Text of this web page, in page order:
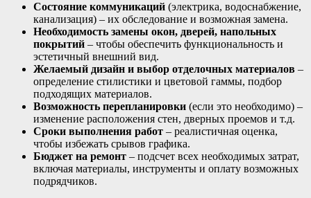
Состояние коммуникаций (электрика, водоснабжение,
канализация) – их обследование и возможная замена.
Необходимость замены окон, дверей, напольных
покрытий – чтобы обеспечить функциональность и
эстетичный внешний вид.
Желаемый дизайн и выбор отделочных материалов –
определение стилистики и цветовой гаммы, подбор
подходящих материалов.
Возможность перепланировки (если это необходимо) –
изменение расположения стен, дверных проемов и т.д.
Сроки выполнения работ – реалистичная оценка,
чтобы избежать срывов графика.
Бюджет на ремонт – подсчет всех необходимых затрат,
включая материалы, инструменты и оплату возможных
подрядчиков.